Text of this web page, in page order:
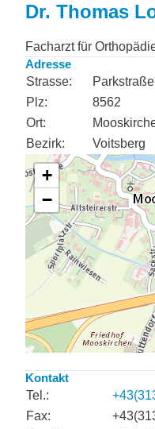
Dr. Thomas
Facharzt für
Adresse
Strasse:
Plz:
8562
Ort:
Bezirk:
Voitsberg
Kontakt
Tel.:
Fax: